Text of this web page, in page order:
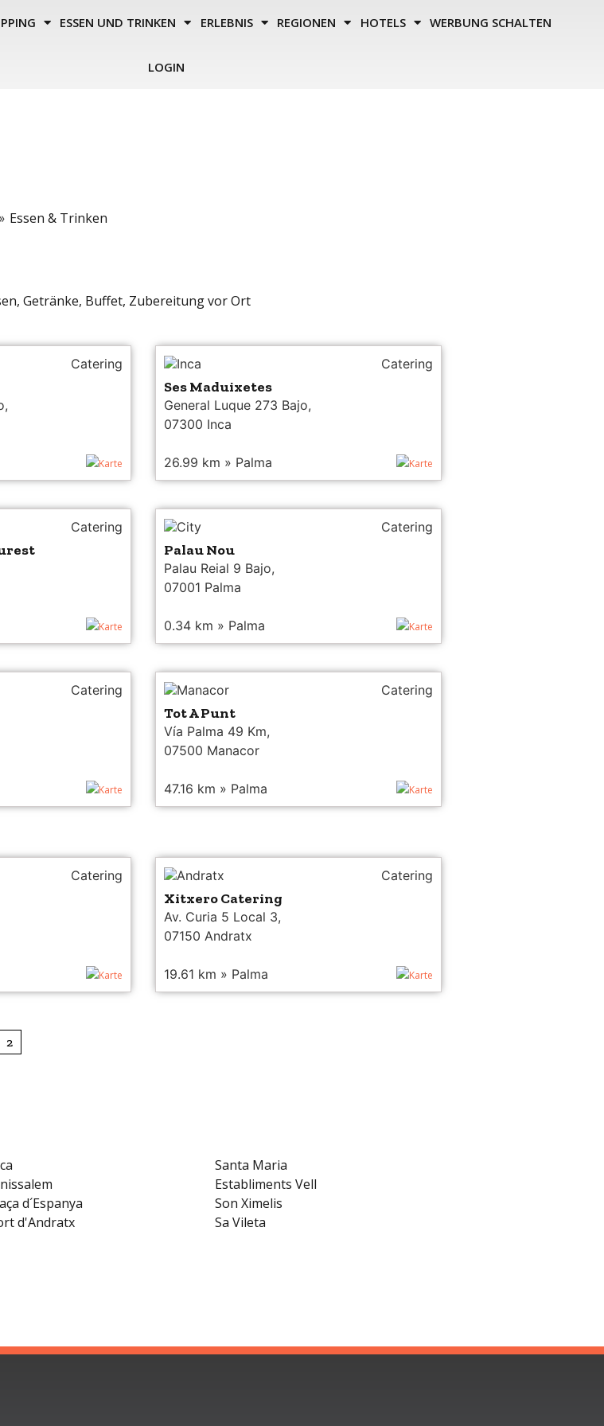
ESSEN UND TRINKEN ERLEBNIS REGIONEN HOTELS WERBUNG SCHALTEN
LOGIN
» Essen & Trinken
Getränke, Buffet, Zubereitung vor Ort
Catering
Karte
Inca Catering
Ses Maduixetes
General Luque 273 Bajo,
07300 Inca
26.99 km » Palma Karte
Catering
Karte
City Catering
Palau Nou
Palau Reial 9 Bajo,
07001 Palma
0.34 km » Palma Karte
Catering
Karte
Manacor Catering
Tot A Punt
Vía Palma 49 Km,
07500 Manacor
47.16 km » Palma Karte
Catering
Karte
Andratx Catering
Xitxero Catering
Av. Curia 5 Local 3,
07150 Andratx
19.61 km » Palma Karte
2
Santa Maria
Establiments Vell
d´Espanya
Son Ximelis
d'Andratx
Sa Vileta